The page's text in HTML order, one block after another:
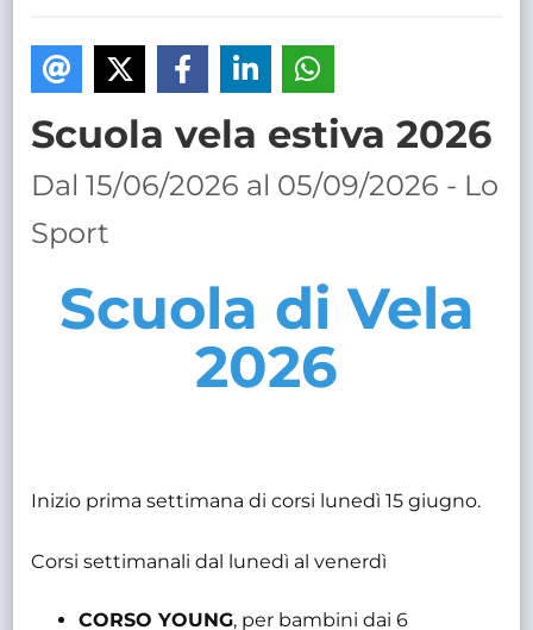
Scuola vela estiva 2026
Dal 15/06/2026 al 05/09/2026 - Lo
Sport
Scuola di Vela
2026
Inizio prima settimana di corsi lunedì 15 giugno.
Corsi settimanali dal lunedì al venerdì
CORSO YOUNG, per bambini dai 6